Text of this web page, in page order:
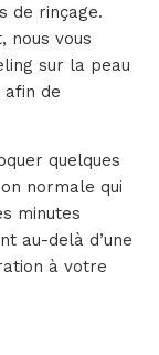
de rinçage.
nous vous
sur la peau
afin de
quelques
normale qui
minutes
au-delà d’une
à votre